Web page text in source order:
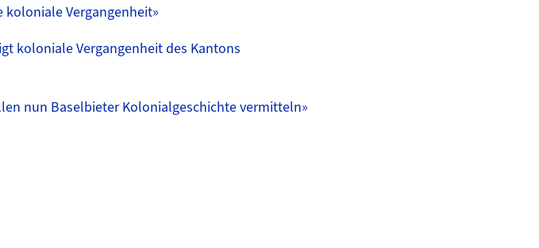
koloniale Vergangenheit»
koloniale Vergangenheit des Kantons
nun Baselbieter Kolonialgeschichte vermitteln»